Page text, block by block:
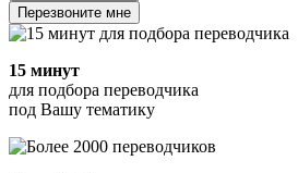
Перезвоните мне
15 минут
для подбора переводчика
под Вашу тематику